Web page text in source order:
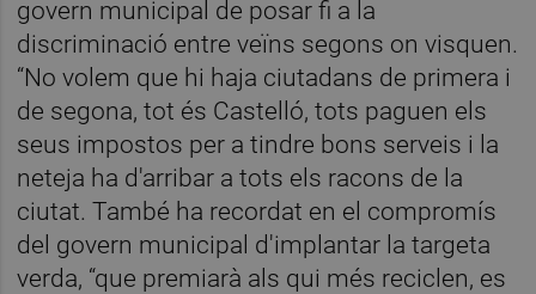
govern municipal de posar fi a la
discriminació entre veïns segons on visquen.
“No volem que hi haja ciutadans de primera i
de segona, tot és Castelló, tots paguen els
seus impostos per a tindre bons serveis i la
neteja ha d'arribar a tots els racons de la
ciutat. També ha recordat en el compromís
del govern municipal d'implantar la targeta
verda, “que premiarà als qui més reciclen, es